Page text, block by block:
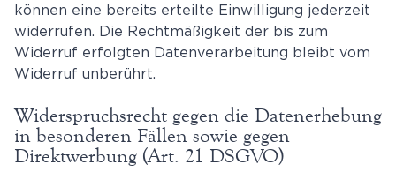
können eine bereits erteilte Einwilligung jederzeit
widerrufen. Die Rechtmäßigkeit der bis zum
Widerruf erfolgten Datenverarbeitung bleibt vom
Widerruf unberührt.
Widerspruchsrecht gegen die Datenerhebung
in besonderen Fällen sowie gegen
Direktwerbung (Art. 21 DSGVO)